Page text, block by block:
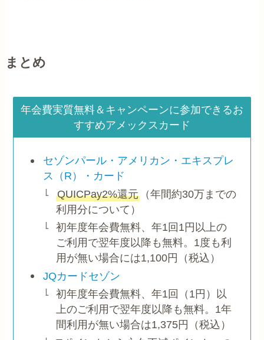
まとめ
年会費実質無料＆キャンペーンに参加できるお
すすめアメックスカード
セゾンパール・アメリカン・エキスプレ
ス（R）・カード
QUICPay2%還元 （年間約30万までの
利用分について）
初年度年会費無料、年1回1円以上の
ご利用で翌年度以降も無料。1度も利
用が無い場合には1,100円（税込）
JQカードセゾン
初年度年会費無料、年1回（1円）以
上のご利用で翌年度以降も無料。1年
間利用が無い場合は1,375円（税込）